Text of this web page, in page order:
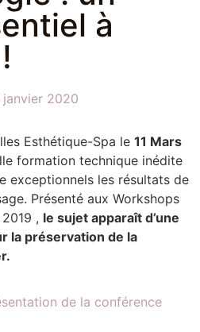
à
janvier 2020
Esthétique-Spa le 11 Mars
formation technique inédite
exceptionnels les résultats de
Présenté aux Workshops
, le sujet apparaît d’une
la préservation de la
de la conférence